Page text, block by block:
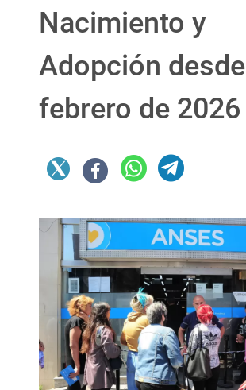
Nacimiento y
Adopción desde
febrero de 2026